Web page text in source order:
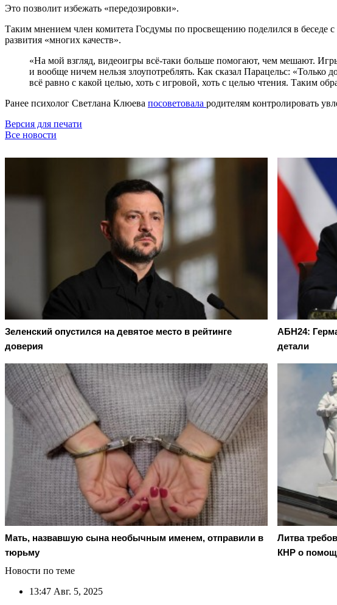
Это позволит избежать «передозировки».
Таким мнением член комитета Госдумы по просвещению поделился в беседе
развития «многих качеств».
«На мой взгляд, видеоигры всё-таки больше помогают, чем мешают.
и вообще ничем нельзя злоупотреблять. Как сказал Парацельс:
всё равно с какой целью, хоть с игровой, хоть с целью чтения. Таким
Ранее психолог Светлана Клюева посоветовала родителям контролировать
Версия для печати
Все новости
Зеленский опустился на девятое место в рейтинге
доверия
АБН24:
детали
Мать, назвавшую сына необычным именем, отправили в
тюрьму
Литва
КНР о
Новости по теме
13:47 Авг. 5, 2025